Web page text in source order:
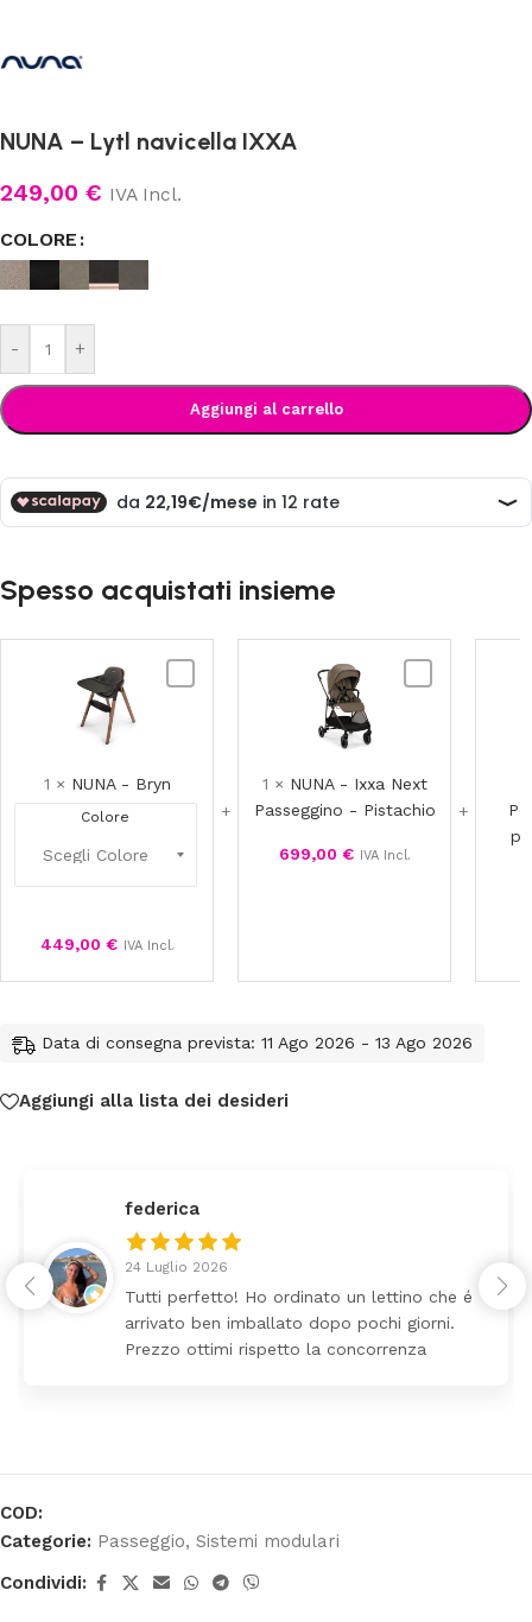
NUNA – Lytl navicella IXXA
249,00 € IVA Incl.
COLORE
- +
Aggiungi al carrello
Spesso acquistati insieme
1 × NUNA - Bryn
Colore
449,00 € IVA Incl.
Passeggino
1 × NUNA - Ixxa Next
Passeggino - Pistachio
699,00 € IVA Incl.
Data di consegna prevista: 11 Ago 2026 - 13 Ago 2026
Aggiungi alla lista dei desideri
federica
24 Luglio 2026
Tutti perfetto! Ho ordinato un lettino che é
arrivato ben imballato dopo pochi giorni.
Prezzo ottimi rispetto la concorrenza
COD:
Categorie: Passeggio, Sistemi modulari
Condividi: